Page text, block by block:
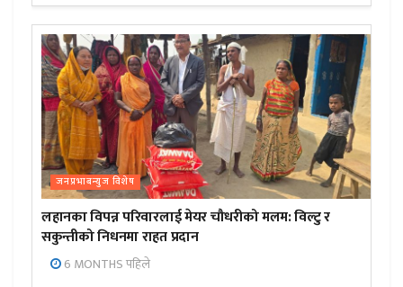
जनप्रभाबन्युज विशेष
लहानका विपन्न परिवारलाई मेयर चौधरीको मलम: विल्टु र
सकुन्तीको निधनमा राहत प्रदान
6 MONTHS पहिले